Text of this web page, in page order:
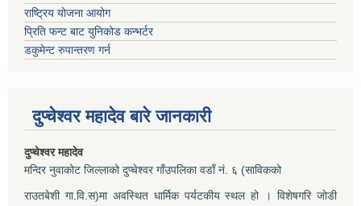
राष्ट्रिय योजना आयोग
प्रिति फन्ट बाट युनिकोड कन्भर्टर
डकुमेन्ट रुपान्तरण गर्न
दुप्चेश्वर महादेव बारे जानकारी
दुप्चेश्वर महादेव
मन्दिर नुवाकोट जिल्लाको दुप्चेश्वर गाँउपलिका वडाँ नं. ६ (साविकको
राउतबेशी गा.वि.स)मा अवस्थित धार्मिक पर्यटकीय स्थल हो । विशेषगरि जोडी